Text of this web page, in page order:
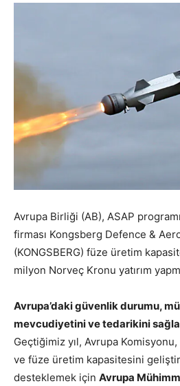
Avrupa Birliği (AB), ASAP
firması Kongsberg Defence &
(KONGSBERG) füze üretim
milyon Norveç Kronu yatırım
Avrupa’daki güvenlik durumu,
mevcudiyetini ve tedarikini
Geçtiğimiz yıl, Avrupa
ve füze üretim kapasitesini
desteklemek için Avrupa